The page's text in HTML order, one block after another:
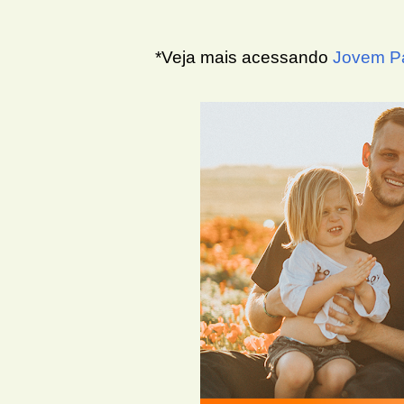
*Veja mais acessando Jovem